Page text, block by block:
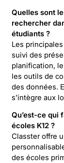
Quelles sont
rechercher
étudiants ?
Les
suivi des
planification,
les outils de
des données.
s’intègre aux
Qu’est-ce qui
écoles K12 ?
Classter offre
des écoles